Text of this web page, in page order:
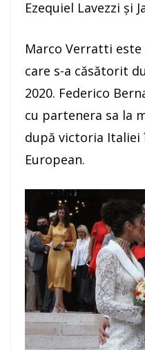
Ezequiel Lavezzi şi
Marco Verratti
care s-a căsătorit
2020. Federico
cu partenera sa la
după victoria Italiei
European.